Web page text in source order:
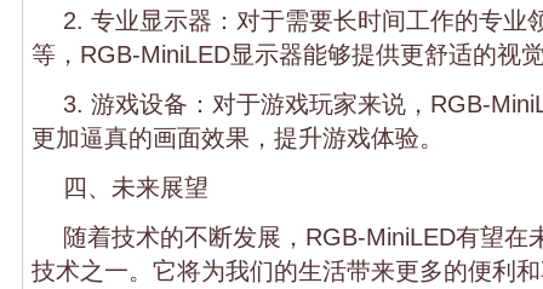
2. 专业显示器：对于需要长时间工作的专业
等，RGB-MiniLED显示器能够提供更舒适的视
3. 游戏设备：对于游戏玩家来说，RGB-
更加逼真的画面效果，提升游戏体验。
四、未来展望
随着技术的不断发展，RGB-MiniLED有望在
技术之一。它将为我们的生活带来更多的便利